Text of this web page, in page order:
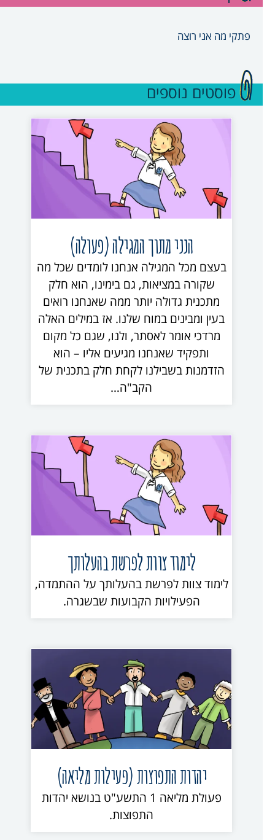
פתקי מה אני רוצה
פוסטים נוספים
הנני מתוך המגילה (פעולה)
בעצם מכל המגילה אנחנו לומדים שכל מה
שקורה במציאות, גם בימינו, הוא חלק
מתכנית גדולה יותר ממה שאנחנו רואים
בעין ומבינים במוח שלנו. אז במילים האלה
מרדכי אומר לאסתר, ולנו, שגם כל מקום
ותפקיד שאנחנו מגיעים אליו – הוא
הזדמנות בשבילנו לקחת חלק בתכנית של
הקב"ה…
לימוד צוות לפרשת בהעלותך
לימוד צוות לפרשת בהעלותך על ההתמדה,
הפעילויות הקבועות שבשגרה.
יהדות התפוצות (פעילות מליאה)
פעולת מליאה 1 התשע"ט בנושא יהדות
התפוצות.